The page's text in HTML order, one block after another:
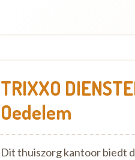
TRIXXO
Oedelem
Dit thuiszorg kantoor biedt